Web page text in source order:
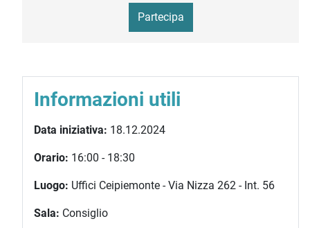
Partecipa
Informazioni utili
Data iniziativa: 18.12.2024
Orario: 16:00 - 18:30
Luogo: Uffici Ceipiemonte - Via Nizza 262 - Int. 56
Sala: Consiglio